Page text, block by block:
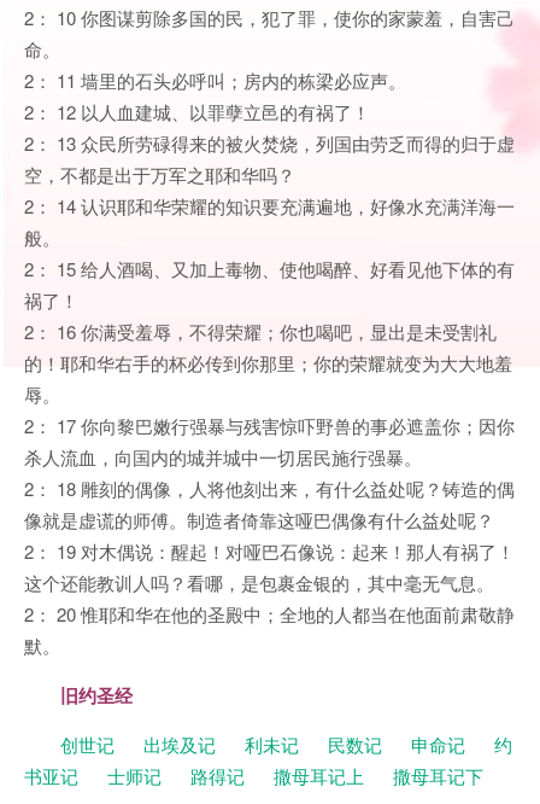
2： 10 你图谋剪除多国的民，犯了罪，使你的家蒙羞，自害己
命。
2： 11 墙里的石头必呼叫；房内的栋梁必应声。
2： 12 以人血建城、以罪孽立邑的有祸了！
2： 13 众民所劳碌得来的被火焚烧，列国由劳乏而得的归于虚
空，不都是出于万军之耶和华吗？
2： 14 认识耶和华荣耀的知识要充满遍地，好像水充满洋海一
般。
2： 15 给人酒喝、又加上毒物、使他喝醉、好看见他下体的有
祸了！
2： 16 你满受羞辱，不得荣耀；你也喝吧，显出是未受割礼
的！耶和华右手的杯必传到你那里；你的荣耀就变为大大地羞
辱。
2： 17 你向黎巴嫩行强暴与残害惊吓野兽的事必遮盖你；因你
杀人流血，向国内的城并城中一切居民施行强暴。
2： 18 雕刻的偶像，人将他刻出来，有什么益处呢？铸造的偶
像就是虚谎的师傅。制造者倚靠这哑巴偶像有什么益处呢？
2： 19 对木偶说：醒起！对哑巴石像说：起来！那人有祸了！
这个还能教训人吗？看哪，是包裹金银的，其中毫无气息。
2： 20 惟耶和华在他的圣殿中；全地的人都当在他面前肃敬静
默。
旧约圣经
创世记 出埃及记 利未记 民数记 申命记
约
书亚记
士师记 路得记 撒母耳记上
撒母耳记下